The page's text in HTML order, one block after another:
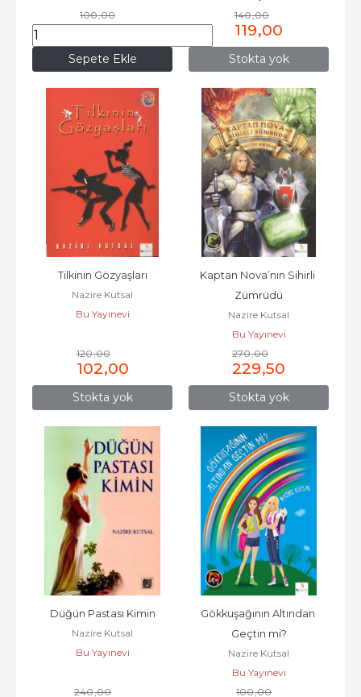
Sepete Ekle
100,00
85,00
Stokta yok
140,00
119,00
Stokta yok
Tilkinin Gözyaşları
Nazire Kutsal
Bu Yayınevi
120,00
102,00
Stokta yok
Kaptan Nova’nın Sihirli
Zümrüdü
Nazire Kutsal
Bu Yayınevi
270,00
229,50
Düğün Pastası Kimin
Nazire Kutsal
Bu Yayınevi
240,00
Gökkuşağının Altından
Geçtin mi?
Nazire Kutsal
Bu Yayınevi
100,00